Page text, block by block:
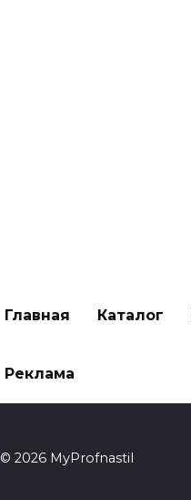
Главная Каталог
Реклама
© 2026 MyProfnastil